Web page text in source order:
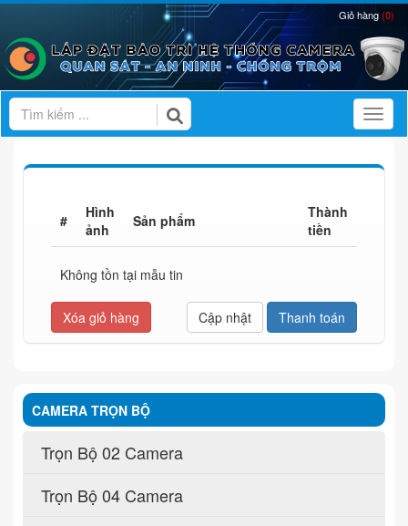
Giỏ hàng(0)
#
Hình
ảnh
Sản phẩm
Thành
tiền
Không tồn tại mẫu tin
Xóa giỏ hàng Thanh toán
CAMERA TRỌN BỘ
Trọn Bộ 02 Camera
Trọn Bộ 04 Camera